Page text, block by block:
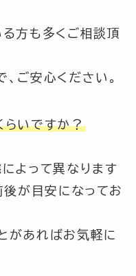
方も多くご相談頂
ご安心ください。
らいですか？
よって異なります
が目安になってお
があればお気軽に